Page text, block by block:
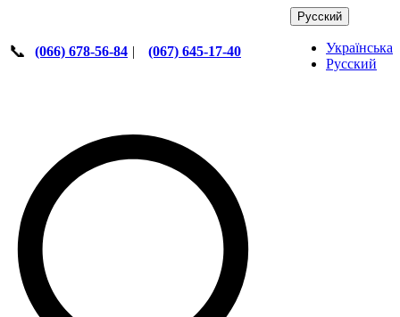
📞 (066) 678-56-84 | (067) 645-17-40
Русский
Українська
Русский